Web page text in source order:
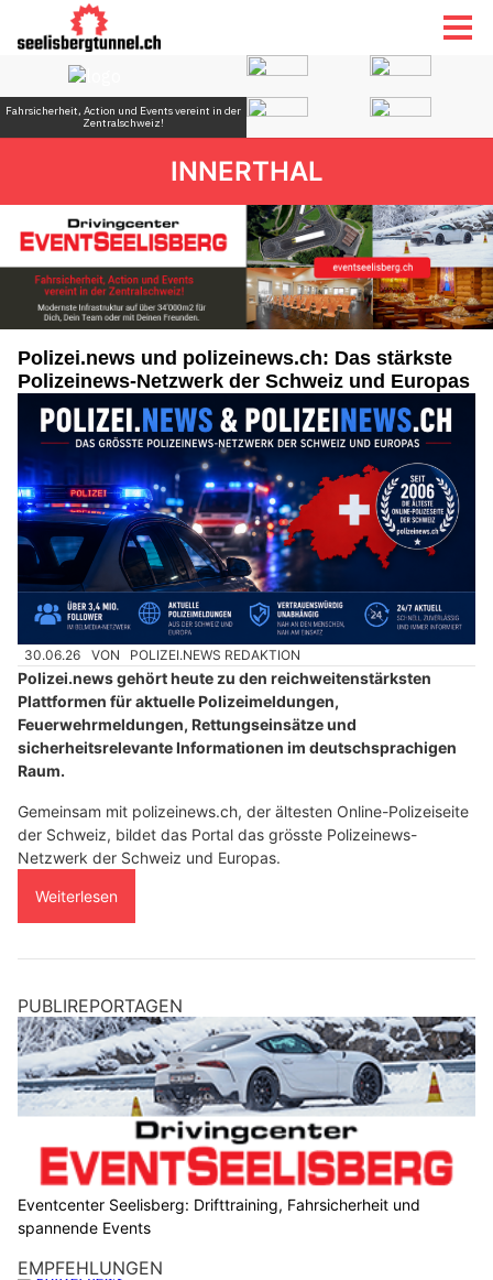
INNERTHAL
Polizei.news und polizeinews.ch: Das stärkste
Polizeinews-Netzwerk der Schweiz und Europas
30.06.26 VON POLIZEI.NEWS REDAKTION
Polizei.news gehört heute zu den reichweitenstärksten
Plattformen für aktuelle Polizeimeldungen,
Feuerwehrmeldungen, Rettungseinsätze und
sicherheitsrelevante Informationen im deutschsprachigen
Raum.
Gemeinsam mit polizeinews.ch, der ältesten Online-Polizeiseite
der Schweiz, bildet das Portal das grösste Polizeinews-
Netzwerk der Schweiz und Europas.
Weiterlesen
PUBLIREPORTAGEN
Eventcenter Seelisberg: Drifttraining, Fahrsicherheit und
spannende Events
EMPFEHLUNGEN